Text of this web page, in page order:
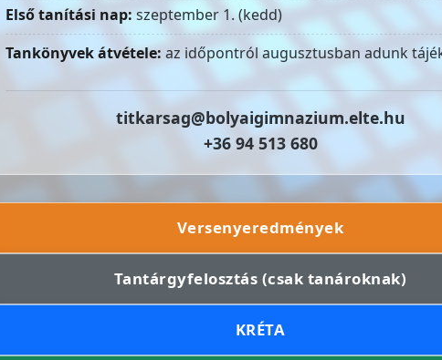
Első tanítási nap:szeptember 1. (kedd)
Tankönyvek átvétele: az időpontról augusztusban adunk
titkarsag@bolyaigimnazium.elte.hu
+36 94 513 680
Versenyeredmények
Tantárgyfelosztás (csak tanároknak)
KRÉTA